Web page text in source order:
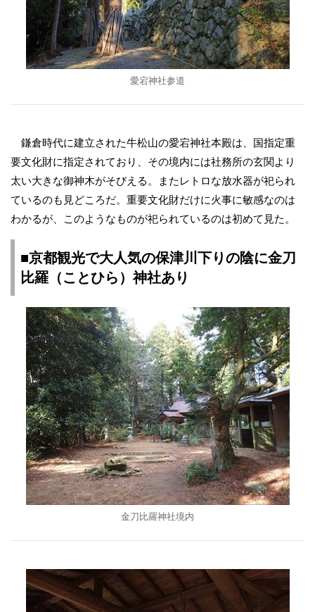
愛宕神社参道
鎌倉時代に建立された牛松山の愛宕神社本殿は、国指定重
要文化財に指定されており、その境内には社務所の玄関より
太い大きな御神木がそびえる。またレトロな放水器が祀られ
ているのも見どころだ。重要文化財だけに火事に敏感なのは
わかるが、このようなものが祀られているのは初めて見た。
■京都観光で大人気の保津川下りの陰に金刀
比羅（ことひら）神社あり
金刀比羅神社境内